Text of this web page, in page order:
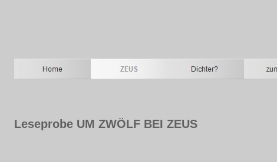
Leseprobe UM ZWÖLF BEI ZEUS